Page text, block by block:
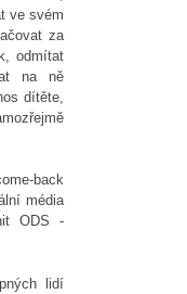
ve svém
za
odmítat
na ně
dítěte,
back
média
ODS -
lidí